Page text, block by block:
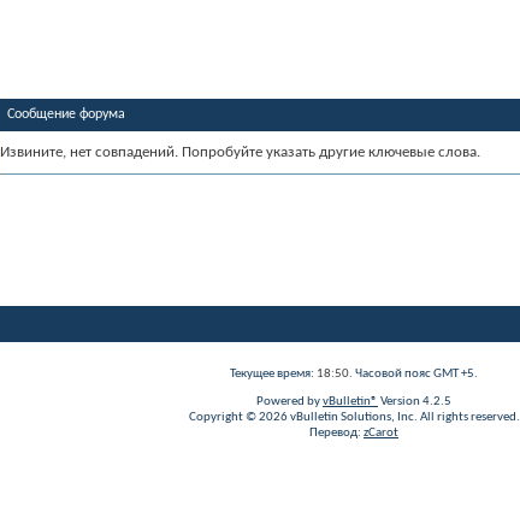
Сообщение форума
Извините, нет совпадений. Попробуйте указать другие ключевые слова.
Текущее время: 18:50. Часовой пояс GMT +5.
Powered byvBulletin® Version 4.2.5
Copyright © 2026 vBulletin Solutions, Inc. All rights reserved.
Перевод: zCarot